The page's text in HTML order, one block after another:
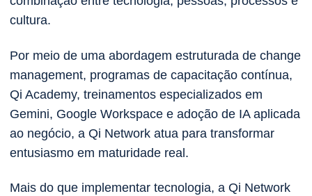
cultura.
Por meio de uma abordagem estruturada de change
management, programas de capacitação contínua,
Qi Academy, treinamentos especializados em
Gemini, Google Workspace e adoção de IA aplicada
ao negócio, a Qi Network atua para transformar
entusiasmo em maturidade real.
Mais do que implementar tecnologia, a Qi Network